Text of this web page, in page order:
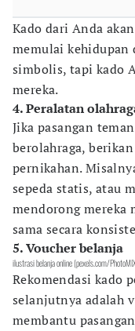
Kado dari Anda
memulai kehidupan
simbolis, tapi kado
mereka.
4. Peralatan
Jika pasangan
berolahraga,
pernikahan.
sepeda statis, atau
mendorong mereka
sama secara
5. Voucher belanja
ilustrasi belanja online (pexels.com/
Rekomendasi kado
selanjutnya adalah v
membantu